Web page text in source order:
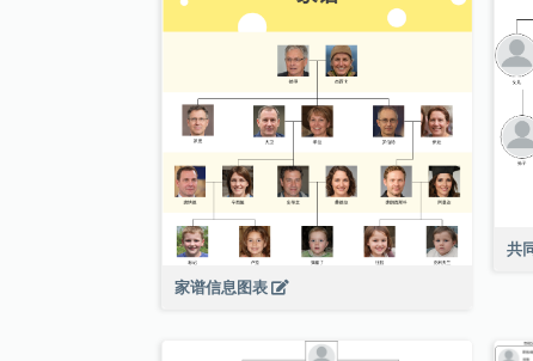
家谱信息图表
共